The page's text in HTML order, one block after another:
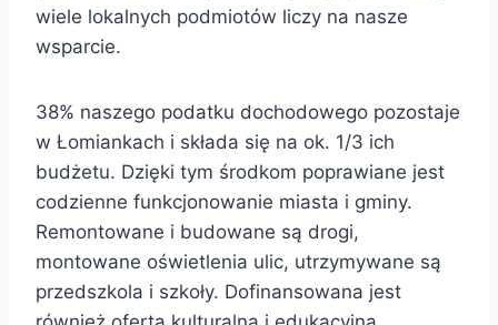
wiele lokalnych podmiotów liczy na nasze
wsparcie.
38% naszego podatku dochodowego pozostaje
w Łomiankach i składa się na ok. 1/3 ich
budżetu. Dzięki tym środkom poprawiane jest
codzienne funkcjonowanie miasta i gminy.
Remontowane i budowane są drogi,
montowane oświetlenia ulic, utrzymywane są
przedszkola i szkoły. Dofinansowana jest